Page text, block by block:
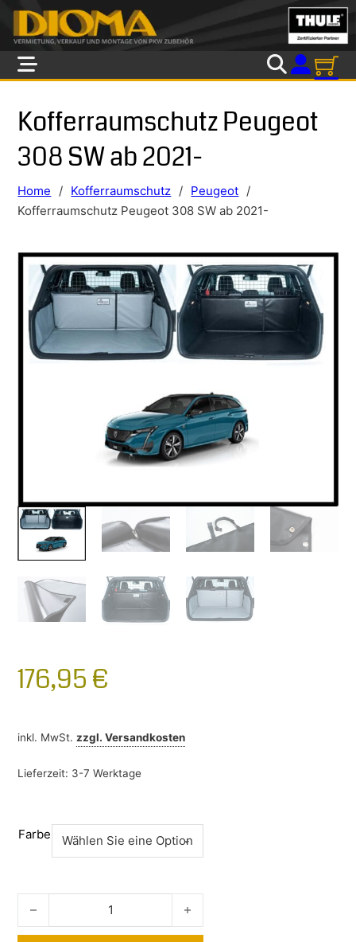
Skip to main content
Skip to footer
Kofferraumschutz Peugeot
308 SW ab 2021-
Home / Kofferraumschutz / Peugeot /
Kofferraumschutz Peugeot 308 SW ab 2021-
176,95 €
inkl. MwSt. zzgl.Versandkosten
Lieferzeit: 3-7 Werktage
Farbe
Kofferraumschutz Peugeot 308 SW ab 2021- Menge